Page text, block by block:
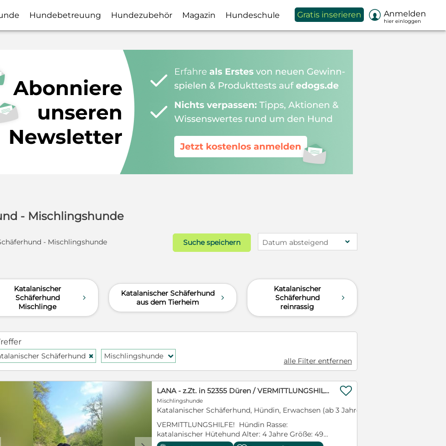
Hundebetreuung Hundezubehör Magazin Hundeschule Gratis inserieren  Anmelden
hier einloggen
- Mischlingshunde
- Mischlingshunde Suche speichern Datum absteigend
Katalanischer
Schäferhund
Mischlinge
d
Katalanischer Schäferhund
aus dem Tierheim
d
Katalanischer
Schäferhund
reinrassig
d
Schäferhund H Mischlingshunde f
alle Filter entfernen
LANA - z.Zt. in 52355 Düren / VERMITTLUNGSHILFE
Mischlingshunde
Katalanischer Schäferhund, Hündin, Erwachsen (ab 3 Jahre)
VERMITTLUNGSHILFE! Hündin Rasse:
katalanischer Hütehund Alter: 4 Jahre Größe: 49
cm / ca. 21 kg Kastriert: ja Geimpft: ja Hunde: ja
